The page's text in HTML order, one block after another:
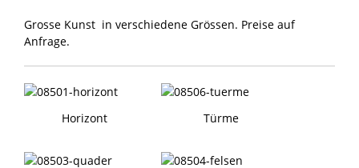
Grosse Kunst in verschiedene Grössen. Preise auf
Anfrage.
Horizont Türme